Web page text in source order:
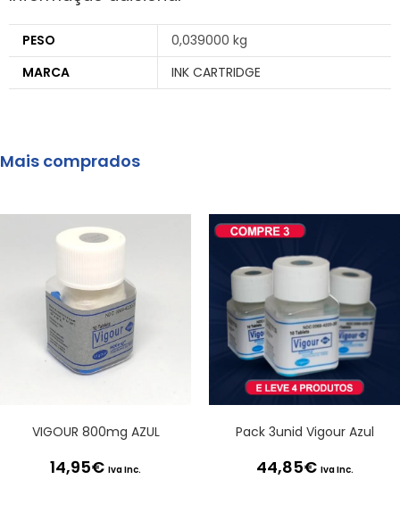
PESO
0,039000 kg
MARCA
INK CARTRIDGE
Mais comprados
VIGOUR 800mg AZUL
14,95€ Iva Inc.
Pack 3unid Vigour Azul
44,85€ Iva Inc.